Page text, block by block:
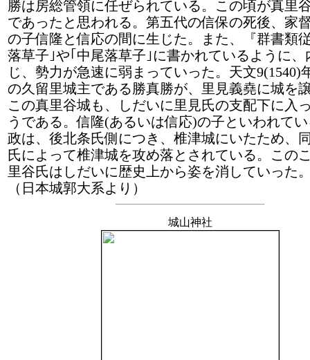
勝は房総管領に任ぜられている。この頃が真里
であったと思われる。第五代の信保の死後、家
の子信隆と信応の間に生じた。また、『群書類
落草子｣や｢中尾落草子｣に書かれているように、
じ、勢力が急速に弱まっていった。天文9(1540)
の久留里城主である勝真勝が、里見義堯に城を
この真里谷城も、しだいに里見氏の支配下に入
うである。信隆(あるいは信応)の子といわれて
政は、後北条氏側につき、椎津城にいたため、
氏によって椎津城を攻め落とされている。この
里谷氏はしだいに歴史上から姿を消していった
（日本城郭大系より）
城山神社